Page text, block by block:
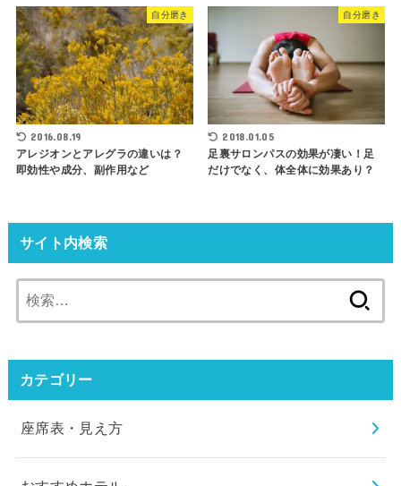
自分磨き
2016.08.19
アレジオンとアレグラの違いは？
即効性や成分、副作用など
自分磨き
2018.01.05
足裏サロンパスの効果が凄い！足
だけでなく、体全体に効果あり？
サイト内検索
索:
カテゴリー
座席表・見え方